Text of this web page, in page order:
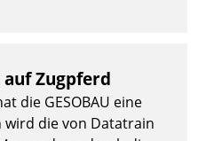
Zugpferd
die GESOBAU eine
die von Datatrain